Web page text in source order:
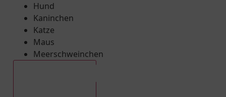
Hund
Kaninchen
Katze
Maus
Meerschweinchen